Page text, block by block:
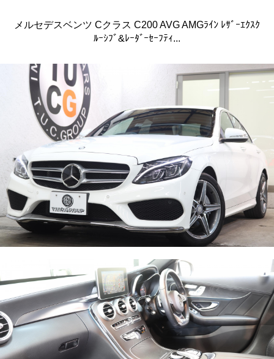
メルセデスベンツ Cクラス C200 AVG AMGﾗｲﾝ ﾚｻﾞｰｴｸｽｸ
ﾙｰｼﾌﾞ&ﾚｰﾀﾞｰｾｰﾌﾃｨ...